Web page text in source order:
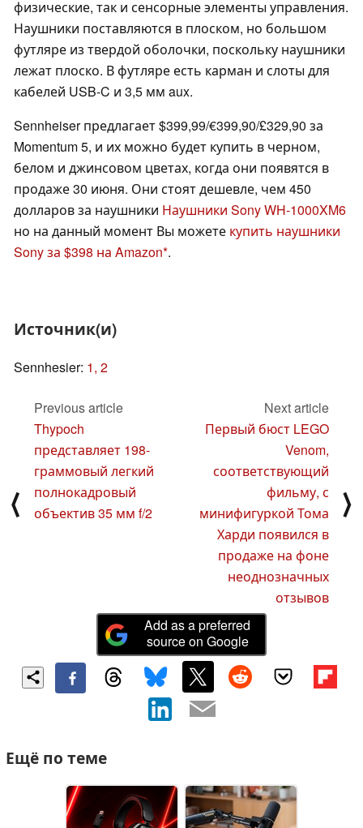
физические, так и сенсорные элементы управления.
Наушники поставляются в плоском, но большом
футляре из твердой оболочки, поскольку наушники
лежат плоско. В футляре есть карман и слоты для
кабелей USB-C и 3,5 мм aux.
Sennheiser предлагает $399,99/€399,90/£329,90 за
Momentum 5, и их можно будет купить в черном,
белом и джинсовом цветах, когда они появятся в
продаже 30 июня. Они стоят дешевле, чем 450
долларов за наушники Наушники Sony WH-1000XM6
но на данный момент Вы можете купить наушники
Sony за $398 на Amazon .
Источник(и)
Sennhesier: 1, 2
⟨
Previous article
Thypoch
представляет 198-
граммовый легкий
полнокадровый
объектив 35 мм f/2
Next article
Первый бюст LEGO
Venom,
соответствующий
фильму, с
минифигуркой Тома
Харди появился в
продаже на фоне
неоднозначных
отзывов
⟩
Add as a preferred
source on Google
Ещё по теме